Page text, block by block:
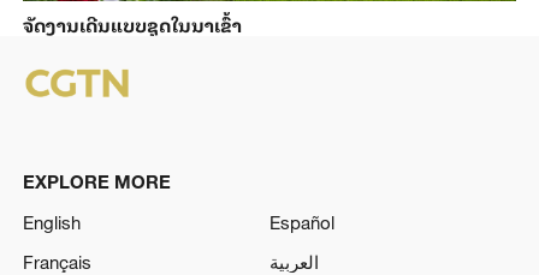
ຈັດງານເດີນແບບຊຸດໃນນາເຂົ້າ
EXPLORE MORE
English
Español
Français
العربية